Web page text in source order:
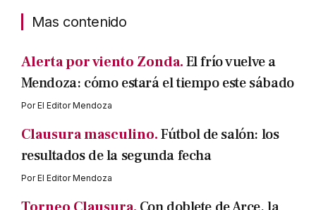
Mas contenido
Alerta por viento Zonda.El frío vuelve a
Mendoza: cómo estará el tiempo este sábado
PorEl Editor Mendoza
Clausura masculino.Fútbol de salón: los
resultados de la segunda fecha
PorEl Editor Mendoza